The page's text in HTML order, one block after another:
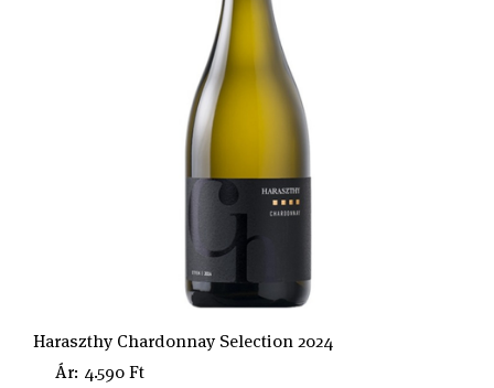
Haraszthy Chardonnay Selection 2024
Ár: 4.590 Ft